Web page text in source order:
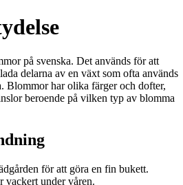
på svenska. Det används för att
delarna av en växt som ofta används
Blommor har olika färger och dofter,
beroende på vilken typ av blomma
för att göra en fin bukett.
vackert under våren.